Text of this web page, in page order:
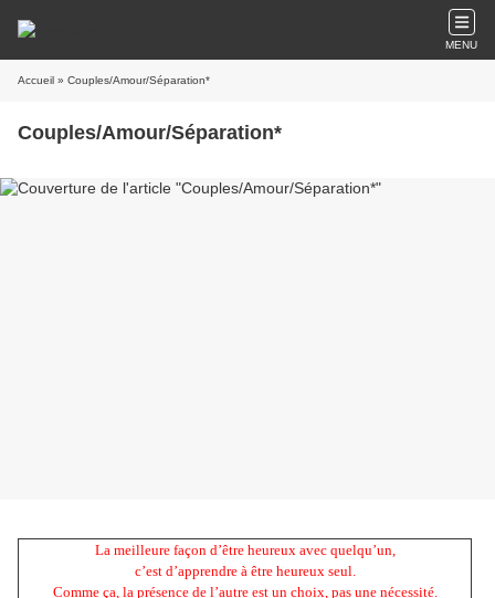
MENU
Accueil » Couples/Amour/Séparation*
Couples/Amour/Séparation*
La meilleure façon d’être heureux avec quelqu’un,
c’est d’apprendre à être heureux seul.
Comme ça, la présence de l’autre est un choix, pas une nécessité.